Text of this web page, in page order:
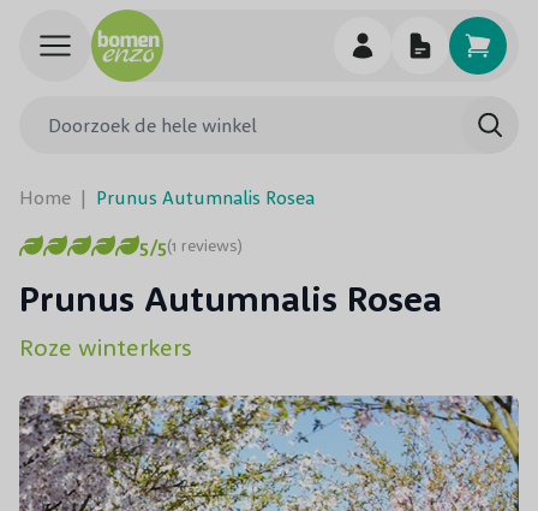
Ga naar de inhoud
Home | Prunus Autumnalis Rosea
5/5(1 reviews)
Prunus Autumnalis Rosea
Roze winterkers